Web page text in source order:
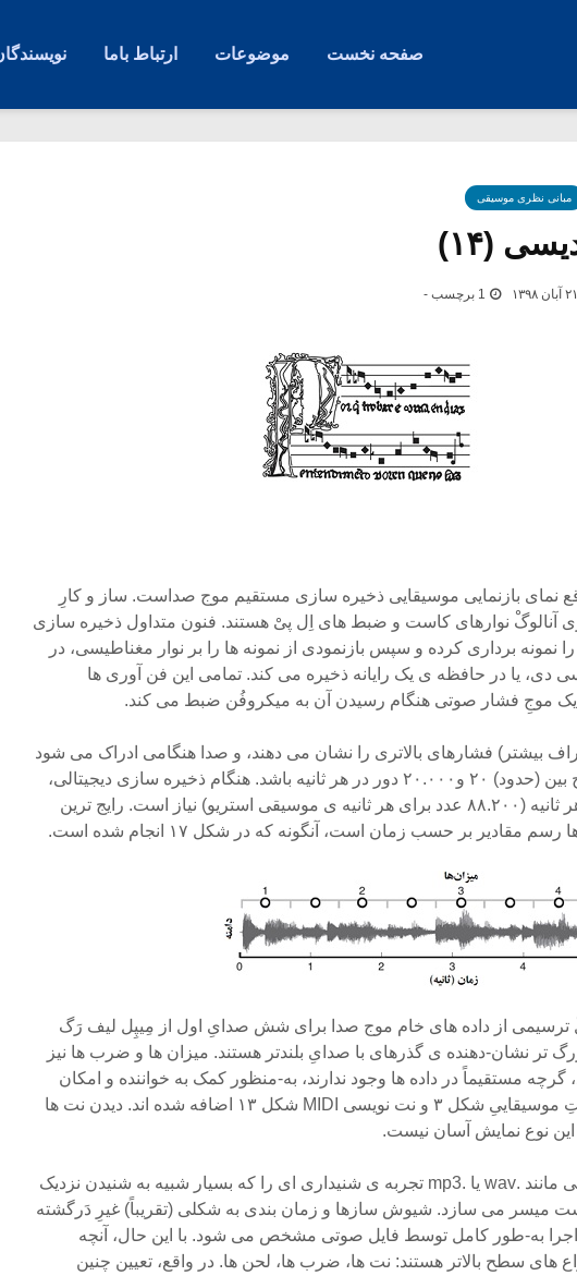
صفحه نخست موضوعات ارتباط باما
مبانی نظری موسیقی
(۱۴)
۲۱ آبان ۱۳۹۸ 1 برچسب -
نمای بازنمایی موسیقایی ذخیره سازی مستقیم موج صداست. ساز و کارِ
آنالوگْ نوارهای کاست و ضبط های اِل پیْ هستند. فنون متداول ذخیره سازی
نمونه برداری کرده و سپس بازنمودی از نمونه ها را بر نوار مغناطیسی، در
دی، یا در حافظه ی یک رایانه ذخیره می کند. تمامی این فن آوری ها
یک موجِ فشار صوتی هنگام رسیدن آن به میکروفُن ضبط می کند.
بیشتر) فشارهای بالاتری را نشان می دهند، و صدا هنگامی ادراک می شود
که نوسان های موج بین (حدود) ۲۰ و۲۰.۰۰۰ دور در هر ثانیه باشد. هنگام ذخیره سازی دیجیتالی،
به هزاران عدد در هر ثانیه (۸۸.۲۰۰ عدد برای هر ثانیه ی موسیقی استریو) نیاز است. رایج ترین
مقادیر بر حسب زمان است، آنگونه که در شکل ۱۷ انجام شده است.
شکلْ ترسیمی از داده های خام موج صدا برای شش صدایِ اول از مِیپِل لیف رَگ
تر نشان-دهنده ی گذرهای با صدایِ بلندتر هستند. میزان ها و ضرب ها نیز
مستقیماً در داده ها وجود ندارند، به-منظور کمک به خواننده و امکان
مقایسه با نت نوشتِ موسیقاییِ شکل ۳ و نت نویسی MIDI شکل ۱۳ اضافه شده اند. دیدن نت ها
نوع نمایش آسان نیست.
پخش یک فایل صوتی مانند .wav یا .mp3 تجربه ی شنیداری ای را که بسیار شبیه به شنیدن نزدیک
میسر می سازد. شیوش سازها و زمان بندی به شکلی (تقریباً) غیرِ دَرگشته
اجرا به-طور کامل توسط فایل صوتی مشخص می شود. با این حال، آنچه
های سطح بالاتر هستند: نت ها، ضرب ها، لحن ها. در واقع، تعیین چنین